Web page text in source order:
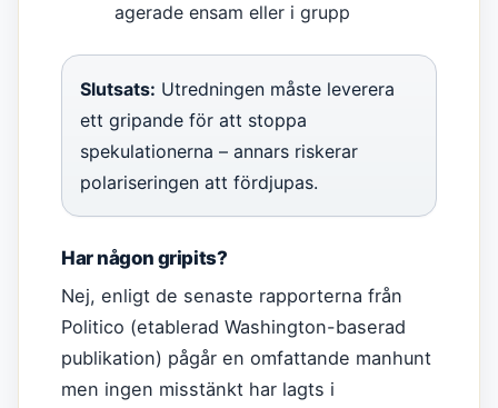
agerade ensam eller i grupp
Slutsats: Utredningen måste leverera
ett gripande för att stoppa
spekulationerna – annars riskerar
polariseringen att fördjupas.
Har någon gripits?
Nej, enligt de senaste rapporterna från
Politico (etablerad Washington-baserad
publikation) pågår en omfattande manhunt
men ingen misstänkt har lagts i